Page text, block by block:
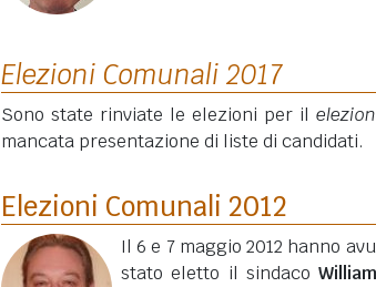
Elezioni Comunali 2017
Sono state rinviate le elezioni per il
mancata presentazione di liste di candidati.
Elezioni Comunali 2012
Il 6 e 7 maggio 2012 hanno
stato eletto il sindaco